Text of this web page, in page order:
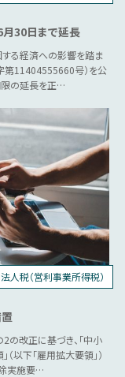
30日まで延長
する経済への影響を踏ま
第11404555660号）を公
限の延長を正…
税制優遇
法人税（営利事業所得税）
の改正に基づき、「中小
以下「雇用拡大要領」）
実施要…